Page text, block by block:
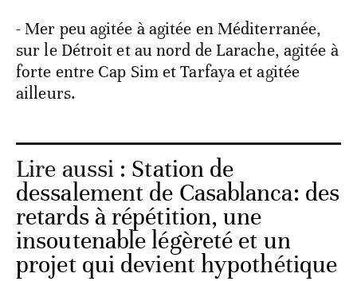
- Mer peu agitée à agitée en Méditerranée,
sur le Détroit et au nord de Larache, agitée à
forte entre Cap Sim et Tarfaya et agitée
ailleurs.
Lire aussi : Station de
dessalement de Casablanca: des
retards à répétition, une
insoutenable légèreté et un
projet qui devient hypothétique